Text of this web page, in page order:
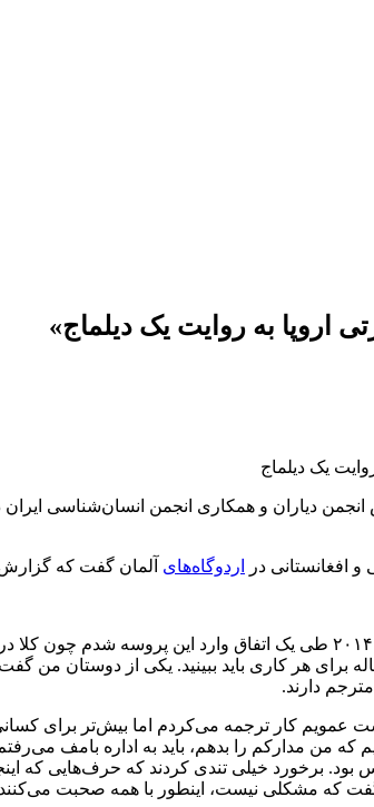
به روایت یک دیلماج»
انجمن دیاران و همکاری انجمن انسان‌شناسی
افغانستانی در اردوگاه‌های آلمان گفت که
من از سال ۲۰۱۰ برای تحصیل به آلمان رفتم و سال ۲۰۱۴ طی یک
برای هر کاری باید ببینید. یکی از دوستان من
مترجم دارند.
کار ترجمه می‌کردم اما بیش‌تر برای
که من مدارکم را بدهم، باید به اداره بامف
برخورد خیلی تندی کردند که حرف‌هایی که
که مشکلی نیست، اینطور با همه صحبت می‌کنند